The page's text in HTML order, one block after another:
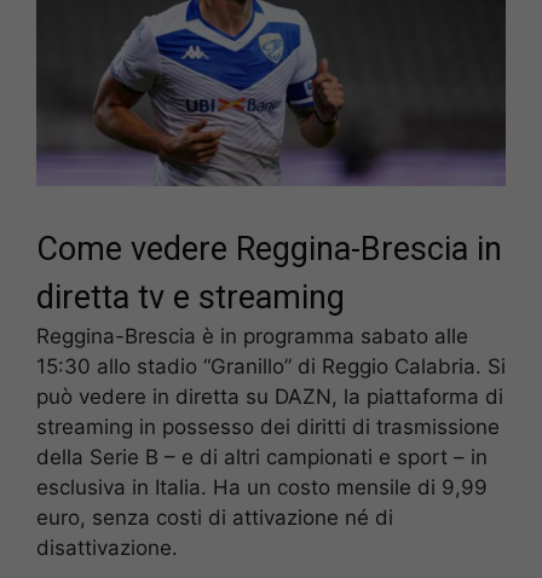
Come vedere Reggina-Brescia in
diretta tv e streaming
Reggina-Brescia è in programma sabato alle
15:30 allo stadio “Granillo” di Reggio Calabria. Si
può vedere in diretta su DAZN, la piattaforma di
streaming in possesso dei diritti di trasmissione
della Serie B – e di altri campionati e sport – in
esclusiva in Italia. Ha un costo mensile di 9,99
euro, senza costi di attivazione né di
disattivazione.